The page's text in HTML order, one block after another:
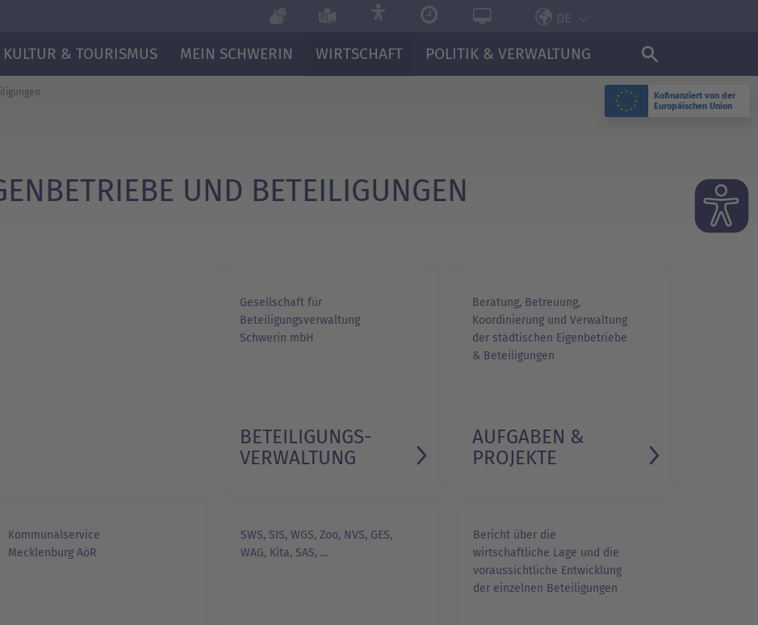
Kofinanziert von der
Europäischen Union
DE
KULTUR & TOURISMUS MEIN SCHWERIN WIRTSCHAFT POLITIK & VERWALTUNG
UND BETEILIGUNGEN
BETEILIGUNGS­
VERWALTUNG
Gesellschaft für
Beteiligungsver­wal­tung
Schwerin mbH
AUFGABEN &
PROJEKTE
Beratung, Betreuung,
Koordinierung und Verwaltung
der städtischen Eigenbetriebe
& Beteiligungen
Kommunalservice
Mecklenburg AöR
SWS, SIS, WGS, Zoo, NVS, GES,
WAG, Kita, SAS, ...
Bericht über die
wirtschaftliche Lage und die
voraussichtliche Entwicklung
der einzelnen Beteiligungen